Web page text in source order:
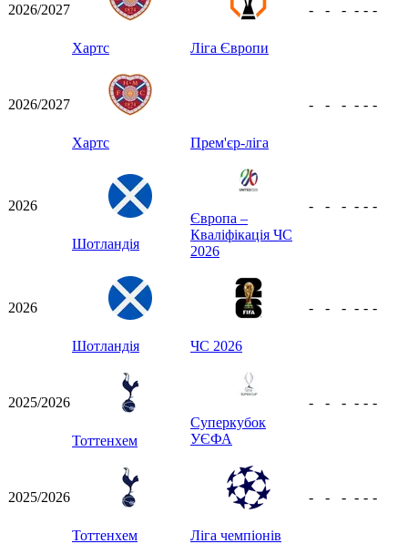
2026/2027
Хартс Ліга Європи
- - - - - -
2026/2027
Хартс Прем'єр-ліга
- - - - - -
2026
Шотландія
Європа –
Кваліфікація ЧС
2026
- - - - - -
2026
Шотландія ЧС 2026
- - - - - -
2025/2026
Тоттенхем
Суперкубок
УЄФА
- - - - - -
2025/2026
Тоттенхем Ліга чемпіонів
- - - - - -